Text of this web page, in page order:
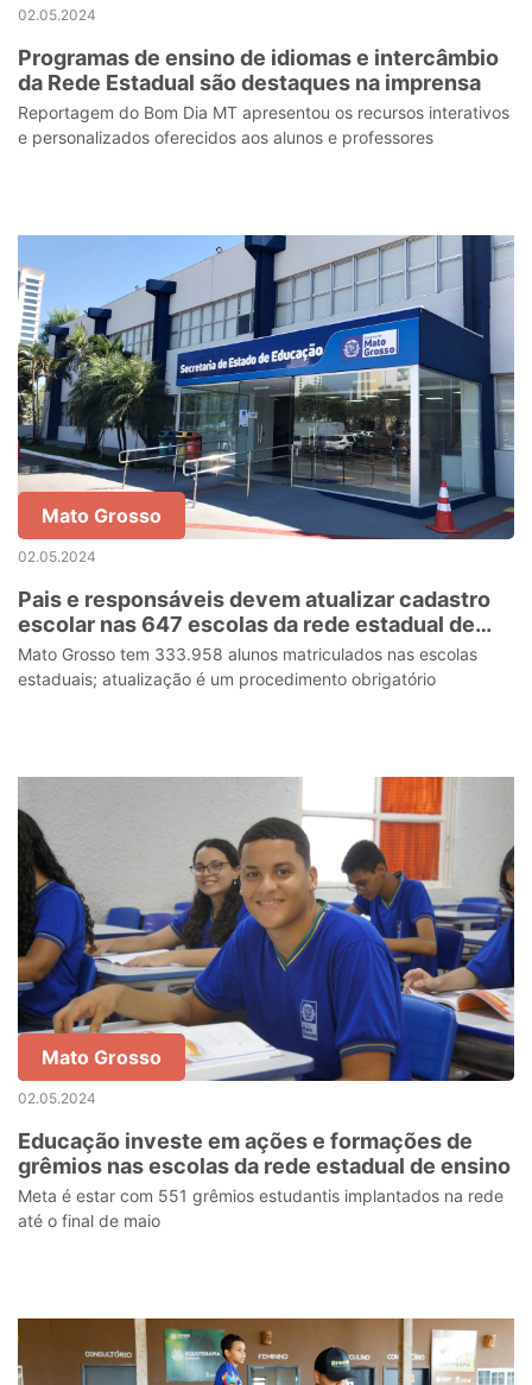
02.05.2024
Programas de ensino de idiomas e intercâmbio
da Rede Estadual são destaques na imprensa
Reportagem do Bom Dia MT apresentou os recursos interativos
e personalizados oferecidos aos alunos e professores
Mato Grosso
02.05.2024
Pais e responsáveis devem atualizar cadastro
escolar nas 647 escolas da rede estadual de
ensino
Mato Grosso tem 333.958 alunos matriculados nas escolas
estaduais; atualização é um procedimento obrigatório
Mato Grosso
02.05.2024
Educação investe em ações e formações de
grêmios nas escolas da rede estadual de ensino
Meta é estar com 551 grêmios estudantis implantados na rede
até o final de maio